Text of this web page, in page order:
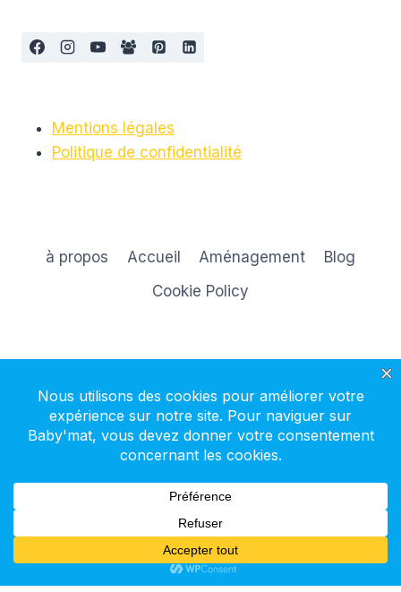
Mentions légales
Politique de confidentialité
à propos Accueil Aménagement
Blog
Cookie Policy
S'inscrire à la newsletter
Kadence WP